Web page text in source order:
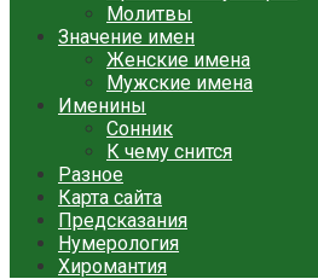
Молитвы
Значение имен
Женские имена
Мужские имена
Именины
Сонник
К чему снится
Разное
Карта сайта
Предсказания
Нумерология
Хиромантия